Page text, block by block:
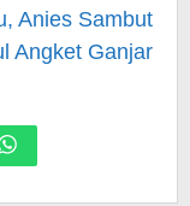
Anies Sambut
Angket Ganjar